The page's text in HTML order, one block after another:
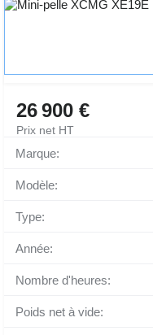
26 900 €
Prix net HT
Marque:
Modèle:
Type:
Année:
Nombre d'heures:
Poids net à vide: